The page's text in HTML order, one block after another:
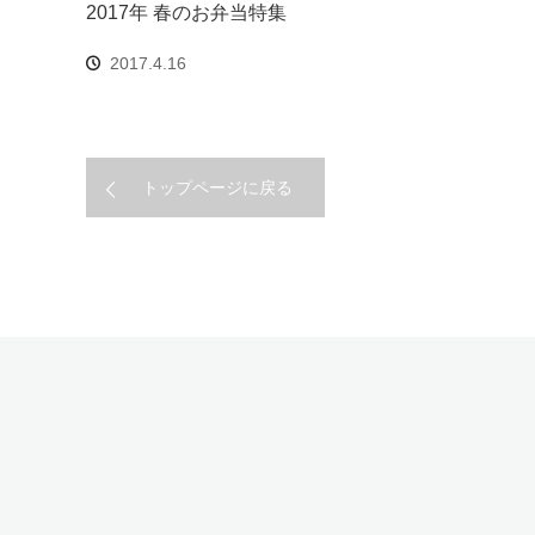
2017年 春のお弁当特集
2017.4.16
トップページに戻る